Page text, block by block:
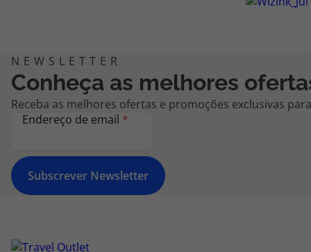
Conheça as melhores
Receba as melhores ofertas e promoções exclusivas
Endereço de email *
Subscrever Newsletter